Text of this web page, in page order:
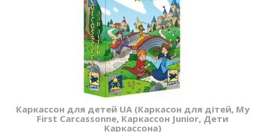
Каркассон для детей UA (Каркасон для дітей, My
First Carcassonne, Каркассон Junior, Дети
Каркассона)